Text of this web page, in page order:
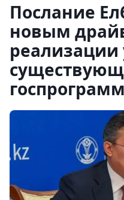
Послание
новым
реализации